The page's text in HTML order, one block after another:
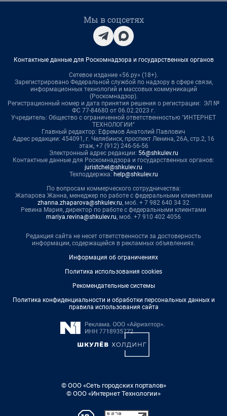
Мы в соцсетях
Контактные данные для Роскомнадзора и государственных органов
Сетевое издание «56.ру» (18+).
Зарегистрировано Федеральной службой по надзору в сфере связи,
информационных технологий и массовых коммуникаций
(Роскомнадзор).
Регистрационный номер и дата принятия решения о регистрации: ЭЛ №
ФС 77-84680 от 06.02.2023 г.
Учредитель: Общество с ограниченной ответственностью "ИНТЕРНЕТ
ТЕХНОЛОГИИ"
Главный редактор: Ефремов Анатолий Павлович
Адрес редакции: 454091, г. Челябинск, проспект Ленина, 26А, стр.2, 16
этаж, +7 (912) 246-56-56
Электронный адрес редакции: 56@shkulev.ru
Контактные данные для Роскомнадзора и государственных органов:
juristchel@shkulev.ru
Техподдержка: help@shkulev.ru
По вопросам коммерческого сотрудничества:
Жапарова Жанна, менеджер по работе с федеральными клиентами
zhanna.zhaparova@shkulev.ru, моб. + 7 982 640 34 32
Ревина Мария, директор по работе с федеральными клиентами
mariya.revina@shkulev.ru, моб. +7 910 402 4056
Редакция сайта не несет ответственности за достоверность
информации, содержащейся в рекламных объявлениях.
Информация об ограничениях
Политика использования cookies
Рекомендательные системы
Политика конфиденциальности и обработки персональных данных и
правила использования сайта
© ООО «Сеть городских порталов»
© ООО «Интернет Технологии»